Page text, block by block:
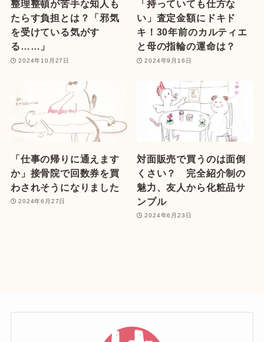
整理整頓が苦手な知人も
たらす負担とは？「邪気
を受けている気がす
る……」
2024年10月27日
「持っていても仕方な
い」査定金額にドキド
キ！30年前のカルティエ
と母の指輪の運命は？
2024年9月16日
「仕事の帰りに通えます
か」接骨院で回数券を買
わされそうになりました
2024年6月27日
対面販売で買うのは面倒
くさい？ 完全紹介制の
魅力、友人から化粧品サ
ンプル
2024年6月23日